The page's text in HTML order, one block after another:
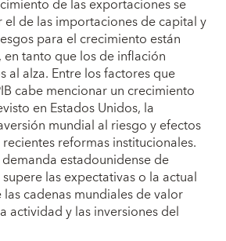
de las importaciones de capital y
para el crecimiento están
en tanto que los de inflación
al alza. Entre los factores que
cabe mencionar un crecimiento
en Estados Unidos, la
mundial al riesgo y efectos
reformas institucionales.
estadounidense de
las expectativas o la actual
cadenas mundiales de valor
actividad y las inversiones del